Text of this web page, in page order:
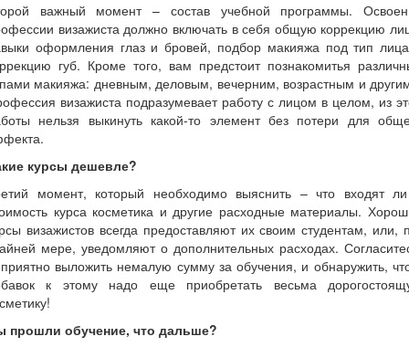
важный момент – состав учебной программы.
визажиста должно включать в себя общую коррекцию
оформления глаз и бровей, подбор макияжа под тип
губ. Кроме того, вам предстоит познакомитья
макияжа: дневным, деловым, вечерним, возрастным и
визажиста подразумевает работу с лицом в целом, из
нельзя выкинуть какой-то элемент без потери для
курсы дешевле?
момент, который необходимо выяснить – что входят
курса косметика и другие расходные материалы.
визажистов всегда предоставляют их своим студентам, или,
мере, уведомляют о дополнительных расходах.
выложить немалую сумму за обучения, и обнаружить,
к этому надо еще приобретать весьма
прошли обучение, что дальше?